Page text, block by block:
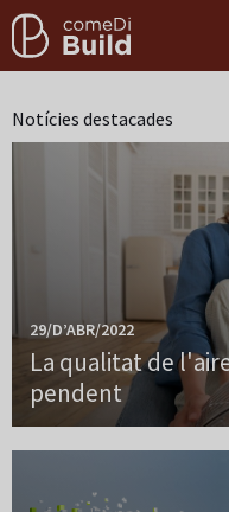
Notícies destacades
29/D’ABR/2022
La qualitat de
pendent